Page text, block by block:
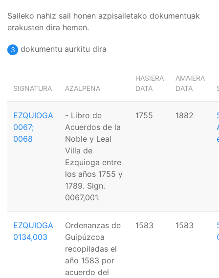
Saileko nahiz sail honen azpisailetako dokumentuak
erakusten dira hemen.
3 dokumentu aurkitu dira
SIGNATURA AZALPENA
HASIERA
DATA
AMAIERA
DATA
EZQUIOGA
0067;
0068
- Libro de
Acuerdos de la
Noble y Leal
Villa de
Ezquioga entre
los años 1755 y
1789. Sign.
0067,001.
1755 1882
EZQUIOGA
0134,003
Ordenanzas de
Guipúzcoa
recopiladas el
año 1583 por
acuerdo del
1583 1583